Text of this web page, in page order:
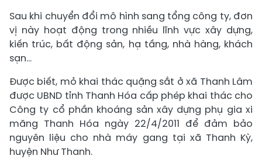
Sau khi chuyển đổi mô hình sang tổng công ty, đơn
vị này hoạt động trong nhiều lĩnh vực xây dựng,
kiến trúc, bất động sản, hạ tầng, nhà hàng, khách
sạn...
Được biết, mỏ khai thác quặng sắt ở xã Thanh Lâm
được UBND tỉnh Thanh Hóa cấp phép khai thác cho
Công ty cổ phần khoáng sản xây dựng phụ gia xi
măng Thanh Hóa ngày 22/4/2011 để đảm bảo
nguyên liệu cho nhà máy gang tại xã Thanh Kỳ,
huyện Như Thanh.